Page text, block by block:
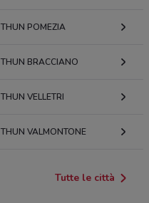
THUN POMEZIA
THUN BRACCIANO
THUN VELLETRI
THUN VALMONTONE
Tutte le città